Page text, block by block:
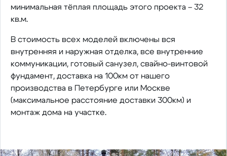
минимальная тёплая площадь этого проекта – 32
кв.м.
В стоимость всех моделей включены вся
внутренняя и наружная отделка, все внутренние
коммуникации, готовый санузел, свайно-винтовой
фундамент, доставка на 100км от нашего
производства в Петербурге или Москве
(максимальное расстояние доставки 300км) и
монтаж дома на участке.